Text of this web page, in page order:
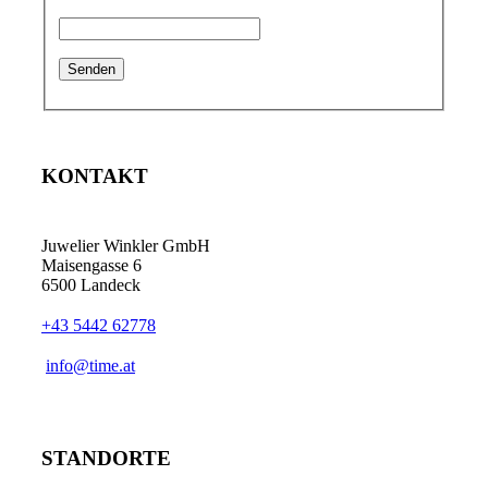
KONTAKT
Juwelier Winkler GmbH
Maisengasse 6
6500 Landeck
+43 5442 62778
info@time.at
STANDORTE